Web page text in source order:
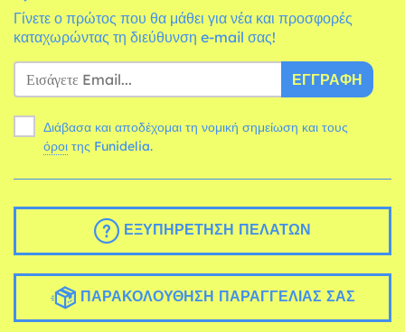
Γίνετε ο πρώτος που θα μάθει για νέα και προσφορές
καταχωρώντας τη διεύθυνση e-mail σας!
ΕΓΓΡΑΦΉ
Διάβασα και αποδέχομαι τη νομική σημείωση και τους
όροι της Funidelia.
ΕΞΥΠΗΡΈΤΗΣΗ ΠΕΛΑΤΏΝ
ΠΑΡΑΚΟΛΟΎΘΗΣΗ ΠΑΡΑΓΓΕΛΊΑΣ ΣΑΣ